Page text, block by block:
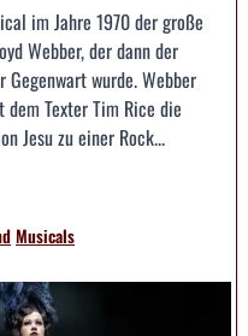
im Jahre 1970 der große
Webber, der dann der
wurde. Webber
Texter Tim Rice die
Jesu zu einer Rock...
Musicals